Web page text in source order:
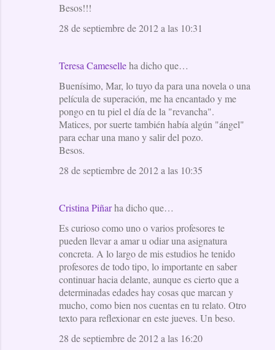
Besos!!!
28 de septiembre de 2012 a las 10:31
Teresa Cameselleha dicho que…
Buenísimo, Mar, lo tuyo da para una novela o una
película de superación, me ha encantado y me
pongo en tu piel el día de la "revancha".
Matices, por suerte también había algún "ángel"
para echar una mano y salir del pozo.
Besos.
28 de septiembre de 2012 a las 10:35
Cristina Piñarha dicho que…
Es curioso como uno o varios profesores te
pueden llevar a amar u odiar una asignatura
concreta. A lo largo de mis estudios he tenido
profesores de todo tipo, lo importante en saber
continuar hacia delante, aunque es cierto que a
determinadas edades hay cosas que marcan y
mucho, como bien nos cuentas en tu relato. Otro
texto para reflexionar en este jueves. Un beso.
28 de septiembre de 2012 a las 16:20